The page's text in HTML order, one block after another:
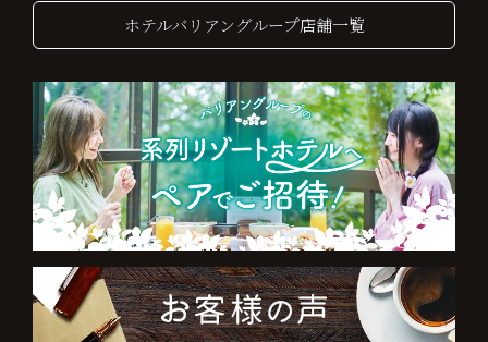
ホテルバリアングループ店舗一覧